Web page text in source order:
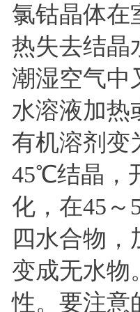
氯钴晶体在
热失去结晶
潮湿空气中
水溶液加热
有机溶剂变
45℃结晶，
化，在45
四水合物
变成无水物
性。要注意